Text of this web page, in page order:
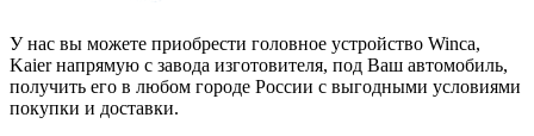
У нас вы можете приобрести головное устройство Winca,
Kaier напрямую с завода изготовителя, под Ваш автомобиль,
получить его в любом городе России с выгодными условиями
покупки и доставки.